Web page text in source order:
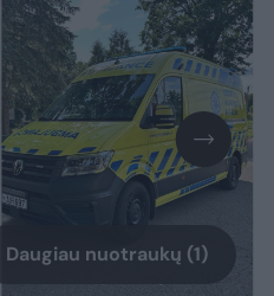
Daugiau nuotraukų (1)